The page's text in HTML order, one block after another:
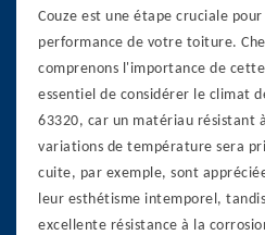
Couze est une étape cruciale
performance de votre toiture.
comprenons l'importance de
essentiel de considérer le climat
63320, car un matériau résistant
variations de température sera
cuite, par exemple, sont
leur esthétisme intemporel,
excellente résistance à la